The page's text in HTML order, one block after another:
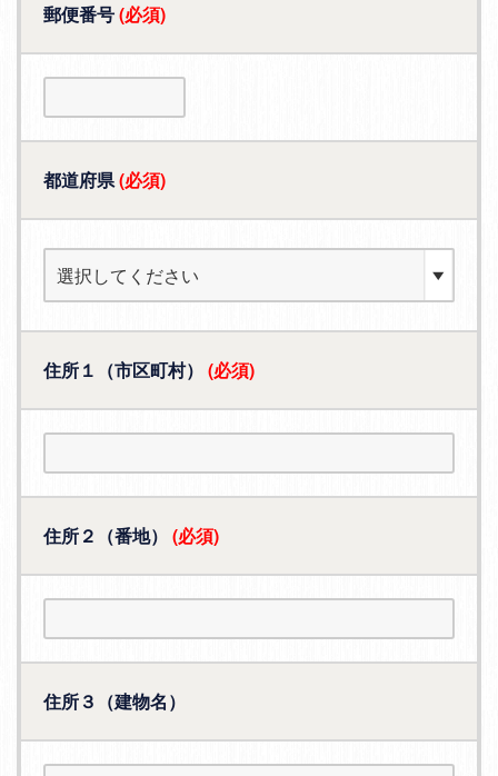
郵便番号(必須)
都道府県(必須)
住所１（市区町村） (必須)
住所２（番地） (必須)
住所３（建物名）